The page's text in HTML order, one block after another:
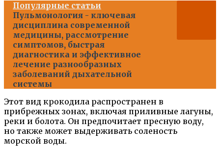
Популярные статьи
Пульмонология - ключевая
дисциплина современной
медицины, рассмотрение
симптомов, быстрая
диагностика и эффективное
лечение разнообразных
заболеваний дыхательной
системы
Этот вид крокодила распространен в
прибрежных зонах, включая приливные лагуны,
реки и болота. Он предпочитает пресную воду,
но также может выдерживать соленость
морской воды.